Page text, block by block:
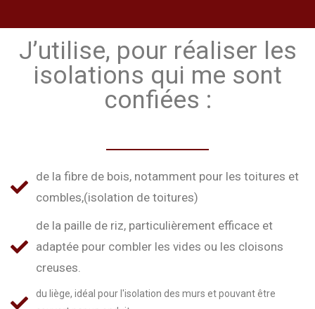
J’utilise, pour réaliser les
isolations qui me sont
confiées :
de la fibre de bois, notamment pour les toitures et
combles,(isolation de toitures)
de la paille de riz, particulièrement efficace et
adaptée pour combler les vides ou les cloisons
creuses.
du liège, idéal pour l'isolation des murs et pouvant être